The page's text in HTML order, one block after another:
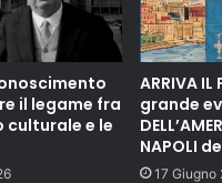
il legame fra
culturale e le
ARRIVA IL
grande
NAPOLI
17 Giugno